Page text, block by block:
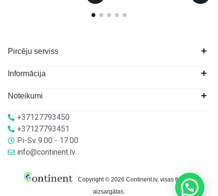
Pircēju serviss
Informācija
Noteikumi
+37127793450
+37127793451
Pi-Sv 9.00 - 17.00
info@continent.lv
Copyright © 2026 Continent.lv, visas tiesības
aizsargātas.